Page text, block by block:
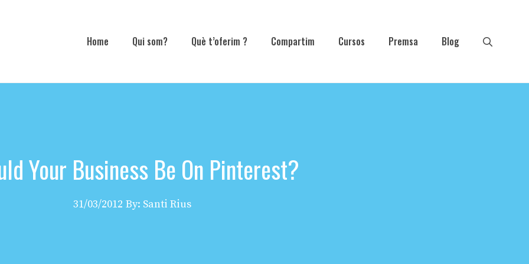
Home Qui som? Què t’oferim ? Compartim Cursos Premsa Blog
Your Business Be On Pinterest?
31/03/2012 By: Santi Rius